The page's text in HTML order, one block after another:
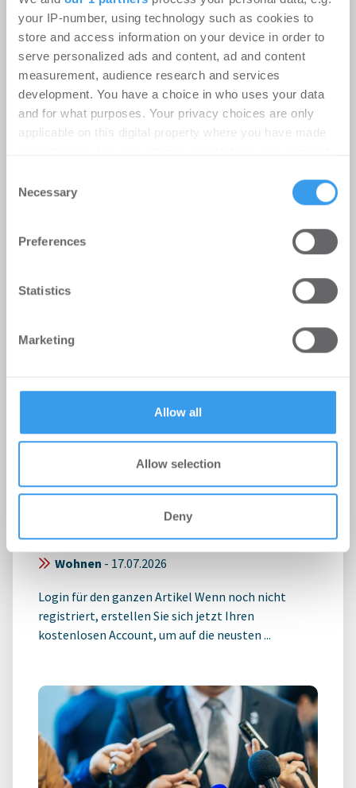
your IP-number, using technology such as cookies to
store and access information on your device in order to
serve personalized ads and content, ad and content
measurement, audience research and services
development. You have a choice in who uses your data
and for what purposes. Your privacy choices are only
applicable on this digital property where you have made
the Privacy trigger icon.
Find out more about how your personal data is processed
and set your preferences in the
We use cookies to personalise content and ads, to
provide social media features and to analyse our traffic.
our social media, advertising and analytics partners who
Selection
Necessary
Preferences
Statistics
Marketing
Allow all
Allow selection
Deny
Genehmigt, aber nicht gebaut: Die
vier Hebel für den Wohnungsbau
Wohnen-17.07.2026
kostenlosen Account, um auf die neusten ...
Sozial orientierte
Wohnungswirtschaft begrüßt
Novelle der Landesbauordnung
NRW
Wohnen - 17.07.2026
Login für den ganzen Artikel Wenn noch nicht
registriert, erstellen Sie sich jetzt Ihren
kostenlosen Account, um auf die neusten ...